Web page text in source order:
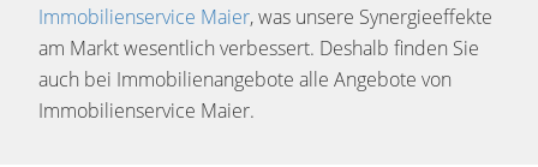
Immobilienservice Maier, was unsere Synergieeffekte
am Markt wesentlich verbessert. Deshalb finden Sie
auch bei Immobilienangebote alle Angebote von
Immobilienservice Maier.